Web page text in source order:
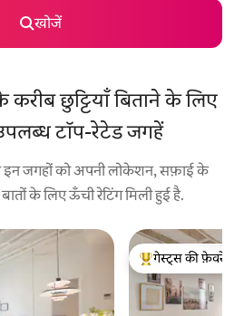
खोजें
करीब छुट्टियाँ बिताने के लिए
टॉप-रेटेड जगहें
इन जगहों को अपनी लोकेशन, सफ़ाई के
के लिए ऊँची रेटिंग मिली हुई है.
गेस्ट्स का टॉप फ़ेवरेट
गेस्ट्स की फ़ेवरेट